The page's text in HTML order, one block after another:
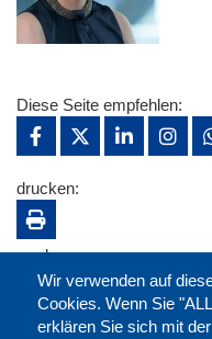
Wir verwenden auf
Cookies. Wenn Sie
erklären Sie sich mit
Diese Seite empfehlen:
drucken:
merken: